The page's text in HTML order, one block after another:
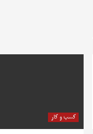
کسب و کار